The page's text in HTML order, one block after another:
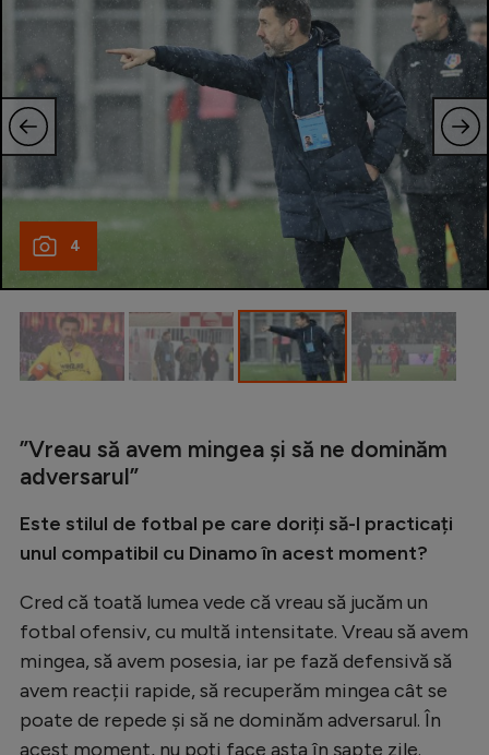
4
”Vreau să avem mingea și să ne dominăm
adversarul”
Este stilul de fotbal pe care doriți să-l practicați
unul compatibil cu Dinamo în acest moment?
Cred că toată lumea vede că vreau să jucăm un
fotbal ofensiv, cu multă intensitate. Vreau să avem
mingea, să avem posesia, iar pe fază defensivă să
avem reacții rapide, să recuperăm mingea cât se
poate de repede și să ne dominăm adversarul. În
acest moment, nu poți face asta în șapte zile.